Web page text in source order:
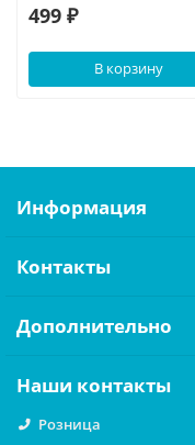
499 ₽
В корзину
Информация
Контакты
Дополнительно
Наши контакты
Розница